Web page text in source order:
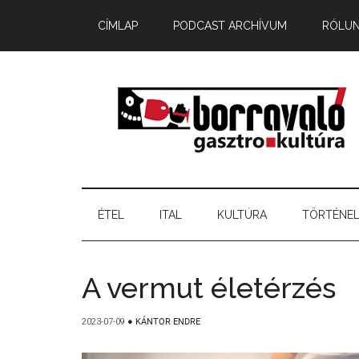
CÍMLAP PODCAST ARCHÍVUM
ÉTEL ITAL KULTÚRA
A vermut életérzés
2023-07-09 ● KÁNTOR ENDRE